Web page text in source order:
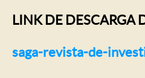
LINK DE DESCARGA
saga-revista-de-